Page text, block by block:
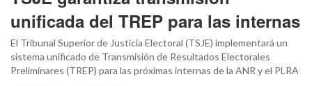
unificada del TREP para las internas
El Tribunal Superior de Justicia Electoral (TSJE) implementará un
sistema unificado de Transmisión de Resultados Electorales
Preliminares (TREP) para las próximas internas de la ANR y el PLRA